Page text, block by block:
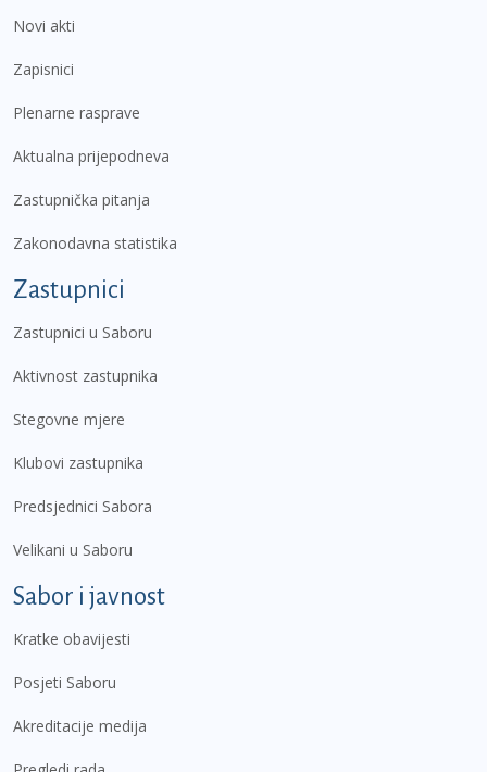
Novi akti
Zapisnici
Plenarne rasprave
Aktualna prijepodneva
Zastupnička pitanja
Zakonodavna statistika
Zastupnici
Zastupnici u Saboru
Aktivnost zastupnika
Stegovne mjere
Klubovi zastupnika
Predsjednici Sabora
Velikani u Saboru
Sabor i javnost
Kratke obavijesti
Posjeti Saboru
Akreditacije medija